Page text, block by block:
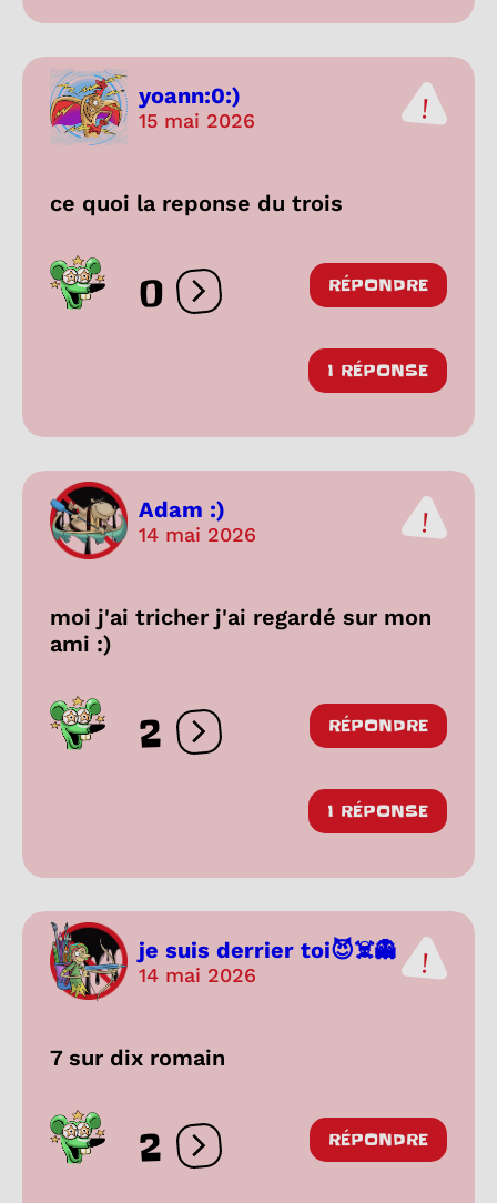
yoann:0:)
15 mai 2026
ce quoi la reponse du trois
0 Ouvrir les réactions
RÉPONDRE
1 RÉPONSE
Adam :)
14 mai 2026
moi j'ai tricher j'ai regardé sur mon
ami :)
2 Ouvrir les réactions
RÉPONDRE
1 RÉPONSE
je suis derrier toi😈☠️👻
14 mai 2026
7 sur dix romain
2 Ouvrir les réactions
RÉPONDRE